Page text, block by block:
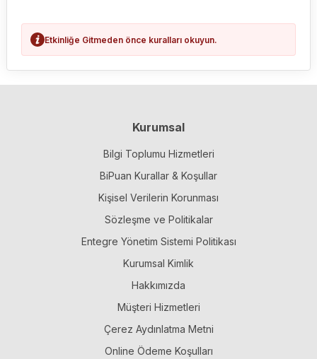
Etkinliğe Gitmeden önce kuralları okuyun.
Kurumsal
Bilgi Toplumu Hizmetleri
BiPuan Kurallar & Koşullar
Kişisel Verilerin Korunması
Sözleşme ve Politikalar
Entegre Yönetim Sistemi Politikası
Kurumsal Kimlik
Hakkımızda
Müşteri Hizmetleri
Çerez Aydınlatma Metni
Online Ödeme Koşulları